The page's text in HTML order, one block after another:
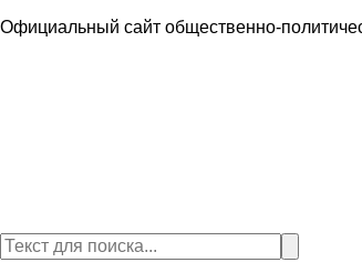
Официальный сайт общественно-